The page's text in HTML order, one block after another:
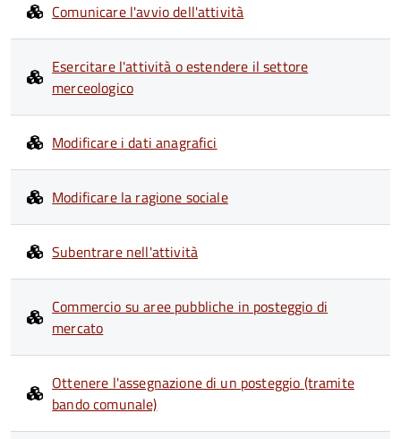
Comunicare l'avvio dell'attività
Esercitare l'attività o estendere il settore
merceologico
Modificare i dati anagrafici
Modificare la ragione sociale
Subentrare nell'attività
Commercio su aree pubbliche in posteggio di
mercato
Ottenere l'assegnazione di un posteggio (tramite
bando comunale)